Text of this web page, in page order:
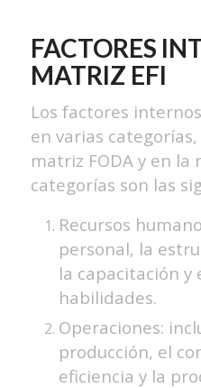
FACTORES
MATRIZ EFI
Los factores
en varias
matriz FODA y en la
categorías son las
Recursos
personal, la
la capacitación y
habilidades.
Operaciones:
producción, el
eficiencia y la